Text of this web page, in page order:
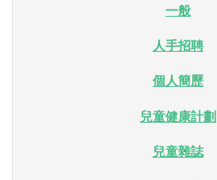
一般
人手招聘
個人簡歷
兒童健康計劃
兒童雜誌